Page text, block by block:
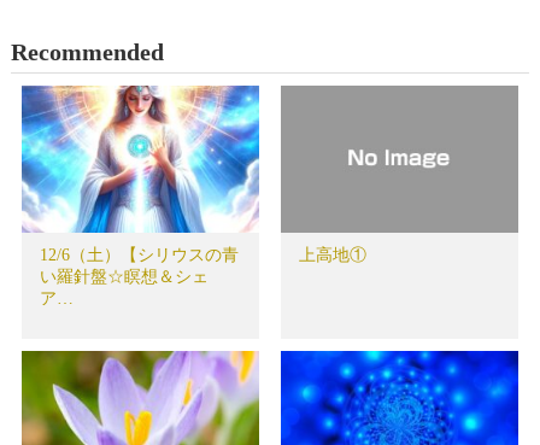
Recommended
12/6（土）【シリウスの青
い羅針盤☆瞑想＆シェ
ア…
上高地①